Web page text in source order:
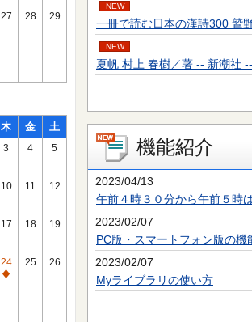
27 28 29
木 金 土
3 4 5
10 11 12
17 18 19
24
通
25 26
NEW
一冊で読む日本の漢詩300 鷲
NEW
夏帆 村上 春樹／著 -- 新潮社
機能紹介
2023/04/13
午前４時３０分から午前５時
2023/02/07
PC版・スマートフォン版の機
2023/02/07
Myライブラリの使い方